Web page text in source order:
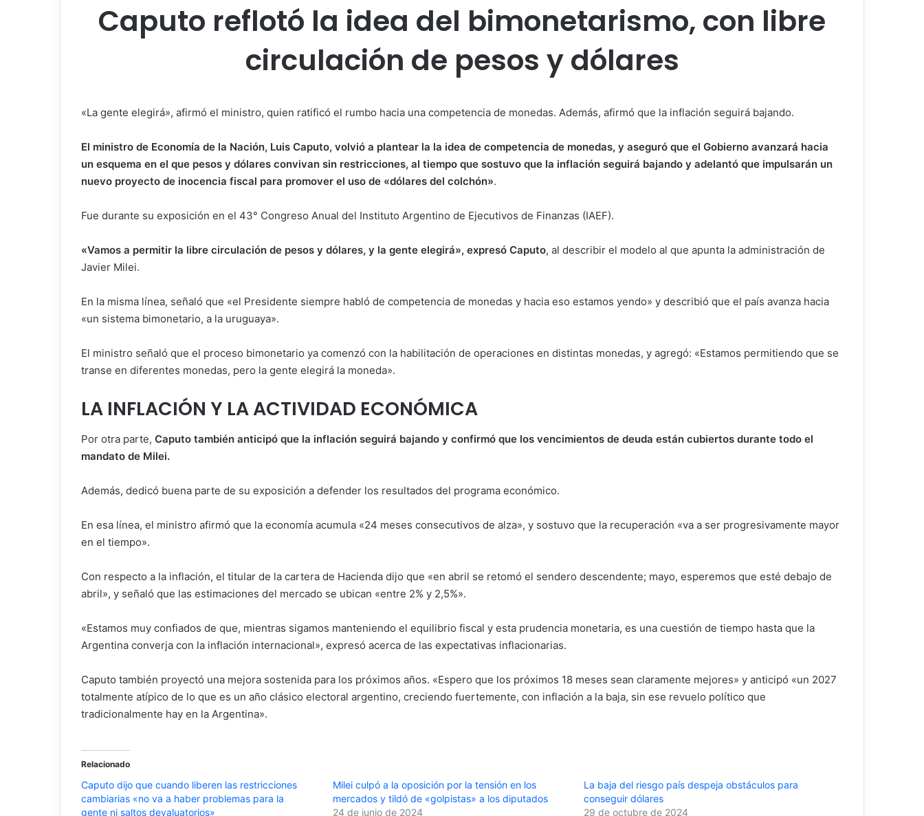
Caputo reflotó la idea del bimonetarismo, con libre
circulación de pesos y dólares
«La gente elegirá», afirmó el ministro, quien ratificó el rumbo hacia una competencia de monedas. Además, afirmó que la inflación seguirá bajando.
El ministro de Economía de la Nación, Luis Caputo, volvió a plantear la la idea de competencia de monedas, y aseguró que el Gobierno avanzará hacia
un esquema en el que pesos y dólares convivan sin restricciones, al tiempo que sostuvo que la inflación seguirá bajando y adelantó que impulsarán un
nuevo proyecto de inocencia fiscal para promover el uso de «dólares del colchón».
Fue durante su exposición en el 43° Congreso Anual del Instituto Argentino de Ejecutivos de Finanzas (IAEF).
«Vamos a permitir la libre circulación de pesos y dólares, y la gente elegirá», expresó Caputo, al describir el modelo al que apunta la administración de
Javier Milei.
En la misma línea, señaló que «el Presidente siempre habló de competencia de monedas y hacia eso estamos yendo» y describió que el país avanza hacia
«un sistema bimonetario, a la uruguaya».
El ministro señaló que el proceso bimonetario ya comenzó con la habilitación de operaciones en distintas monedas, y agregó: «Estamos permitiendo que se
transe en diferentes monedas, pero la gente elegirá la moneda».
LA INFLACIÓN Y LA ACTIVIDAD ECONÓMICA
Por otra parte, Caputo también anticipó que la inflación seguirá bajando y confirmó que los vencimientos de deuda están cubiertos durante todo el
mandato de Milei.
Además, dedicó buena parte de su exposición a defender los resultados del programa económico.
En esa línea, el ministro afirmó que la economía acumula «24 meses consecutivos de alza», y sostuvo que la recuperación «va a ser progresivamente mayor
en el tiempo».
Con respecto a la inflación, el titular de la cartera de Hacienda dijo que «en abril se retomó el sendero descendente; mayo, esperemos que esté debajo de
abril», y señaló que las estimaciones del mercado se ubican «entre 2% y 2,5%».
«Estamos muy confiados de que, mientras sigamos manteniendo el equilibrio fiscal y esta prudencia monetaria, es una cuestión de tiempo hasta que la
Argentina converja con la inflación internacional», expresó acerca de las expectativas inflacionarias.
Caputo también proyectó una mejora sostenida para los próximos años. «Espero que los próximos 18 meses sean claramente mejores» y anticipó «un 2027
totalmente atípico de lo que es un año clásico electoral argentino, creciendo fuertemente, con inflación a la baja, sin ese revuelo político que
tradicionalmente hay en la Argentina».
Relacionado
Caputo dijo que cuando liberen las restricciones
cambiarias «no va a haber problemas para la
gente ni saltos devaluatorios»
Milei culpó a la oposición por la tensión en los
mercados y tildó de «golpistas» a los diputados
24 de junio de 2024
La baja del riesgo país despeja obstáculos para
conseguir dólares
29 de octubre de 2024